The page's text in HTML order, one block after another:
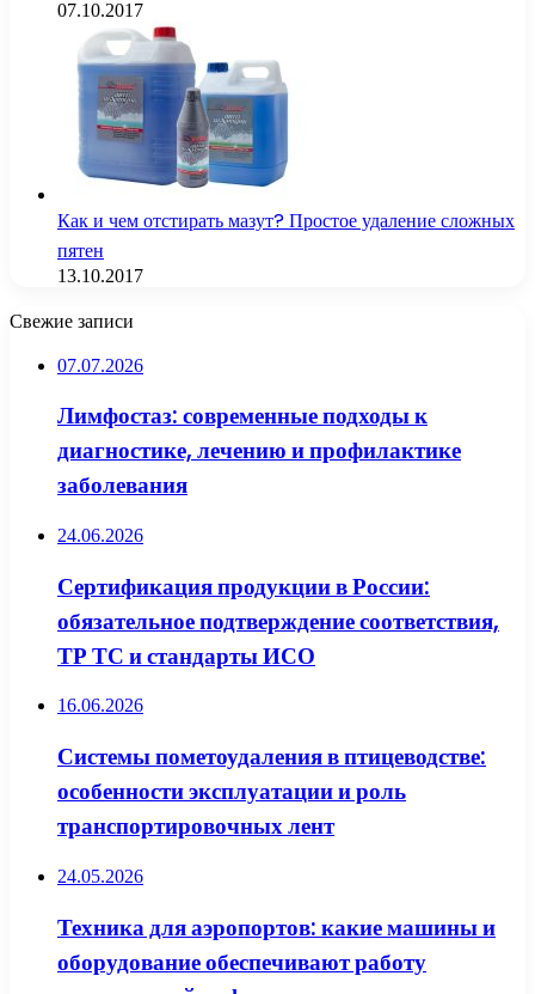
07.10.2017
Как и чем отстирать мазут? Простое удаление сложных
пятен
13.10.2017
Свежие записи
07.07.2026
Лимфостаз: современные подходы к
диагностике, лечению и профилактике
заболевания
24.06.2026
Сертификация продукции в России:
обязательное подтверждение соответствия,
ТР ТС и стандарты ИСО
16.06.2026
Системы пометоудаления в птицеводстве:
особенности эксплуатации и роль
транспортировочных лент
24.05.2026
Техника для аэропортов: какие машины и
оборудование обеспечивают работу